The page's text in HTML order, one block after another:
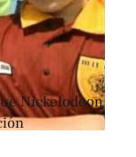
Nickelodeon